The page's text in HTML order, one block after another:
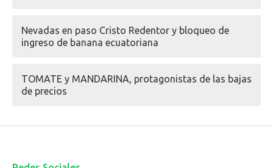
Nevadas en paso Cristo Redentor y bloqueo de
ingreso de banana ecuatoriana
TOMATE y MANDARINA, protagonistas de las bajas
de precios